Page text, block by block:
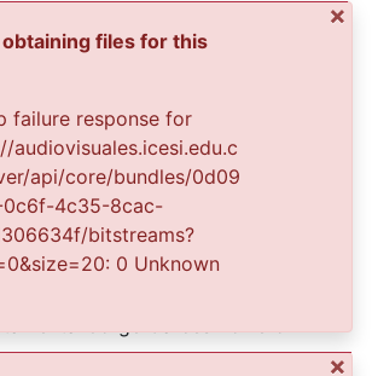
Jorge Garces Borrero
obtaining files for this
failure response for
audiovisuales.icesi.edu.c
api/core/bundles/0d09
0c6f-4c35-8cac-
bitstreams?
0 Unknown